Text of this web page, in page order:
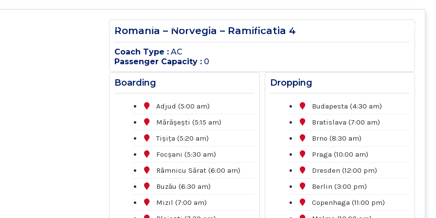
ANUNȚURI TRANSPORT PERSOANE COLETE ÎNCHIRIERI AUTOCARE CONTACT
Romania – Norvegia – Ramificatia 4
Coach Type : AC
Passenger Capacity : 0
Boarding
Adjud (5:00 am)
Mărășești (5:15 am)
Tișița (5:20 am)
Focșani (5:30 am)
Râmnicu Sărat (6:00 am)
Buzău (6:30 am)
Mizil (7:00 am)
Dropping
Budapesta (4:30 am)
Bratislava (7:00 am)
Brno (8:30 am)
Praga (10:00 am)
Dresden (12:00 pm)
Berlin (3:00 pm)
Copenhaga (11:00 pm)